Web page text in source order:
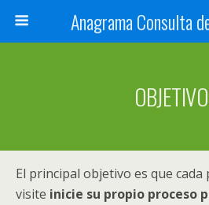
Anagrama Consulta
El principal objetivo es que
visite inicie su propio proceso